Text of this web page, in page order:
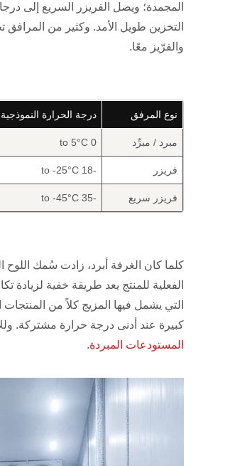
التخزين طويل الأمد. وكثير من
والفرّيز معًا.
نوع المرفق درجة الحرارة النموذجية
مبرد / مبرِّد 0 to 5°C
فريزر -18 to -25°C
فريزر سريع -35 to -45°C
كلما كان الغرفة أبرد، زادت سُمك
الفعلية للمنتج يعد طريقة خفية لزيادة
التي يشمل فيها المزيج كلاً من
كبيرة عند أدنى درجة حرارة مشتركة.
المستودعات المبردة.